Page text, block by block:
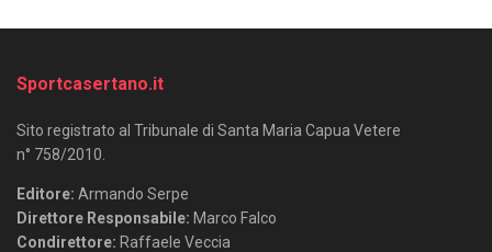
Sportcasertano.it
Sito registrato al Tribunale di Santa Maria Capua Vetere
n° 758/2010.
Editore: Armando Serpe
Direttore Responsabile: Marco Falco
Condirettore: Raffaele Veccia